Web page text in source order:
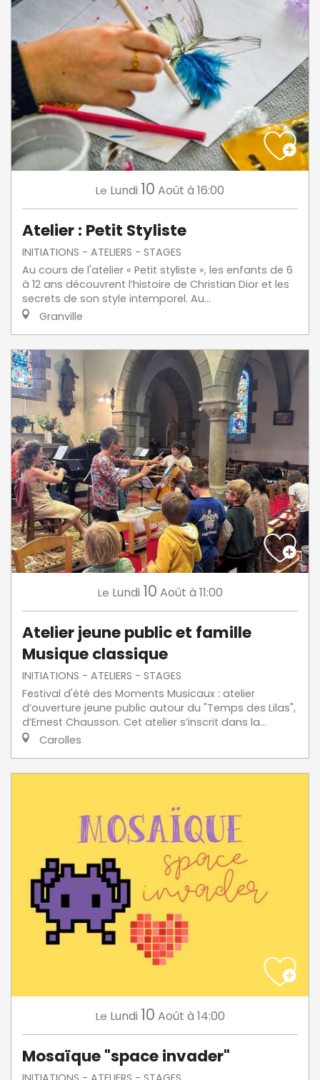
Le Lundi 10 Août à 16:00
Atelier : Petit Styliste
INITIATIONS - ATELIERS - STAGES
Au cours de l'atelier « Petit styliste », les enfants de 6
à 12 ans découvrent l’histoire de Christian Dior et les
secrets de son style intemporel. Au...
Granville
Le Lundi 10 Août à 11:00
Atelier jeune public et famille
Musique classique
INITIATIONS - ATELIERS - STAGES
Festival d'été des Moments Musicaux : atelier
d’ouverture jeune public autour du "Temps des Lilas",
d’Ernest Chausson. Cet atelier s’inscrit dans la...
Carolles
Le Lundi 10 Août à 14:00
Mosaïque "space invader"